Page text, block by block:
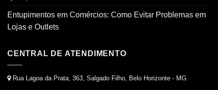
Entupimentos em Comércios: Como Evitar Problemas em
Lojas e Outlets
CENTRAL DE ATENDIMENTO
Rua Lagoa da Prata, 363, Salgado Filho, Belo Horizonte - MG.